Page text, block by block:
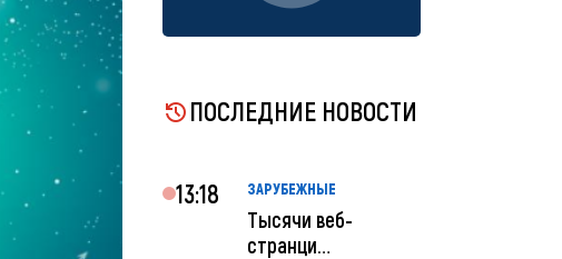
ПОСЛЕДНИЕ НОВОСТИ
13:18 ЗАРУБЕЖНЫЕ
Тысячи веб-
странци